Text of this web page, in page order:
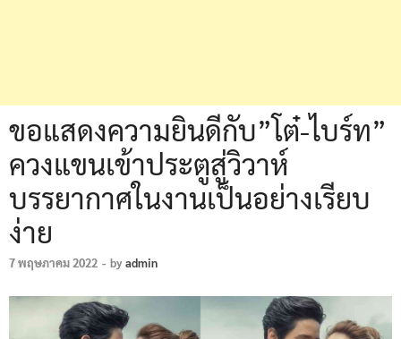
ขอแสดงความยินดีกับ”โต๋-ไบร์ท”
ควงแขนเข้าประตูสู่วิวาห์
บรรยากาศในงานเป็นอย่างเรียบ
ง่าย
7 พฤษภาคม 2022 - byadmin